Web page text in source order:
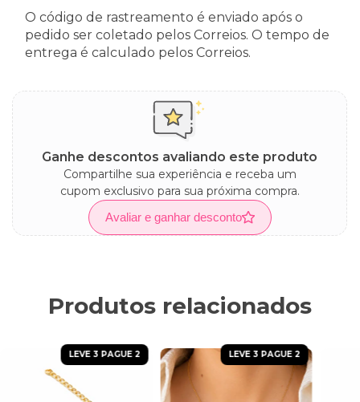
O código de rastreamento é enviado após o
pedido ser coletado pelos Correios. O tempo de
entrega é calculado pelos Correios.
Ganhe descontos avaliando este produto
Compartilhe sua experiência e receba um
cupom exclusivo para sua próxima compra.
Avaliar e ganhar desconto
Produtos relacionados
LEVE 3 PAGUE 2 LEVE 3 PAGUE 2